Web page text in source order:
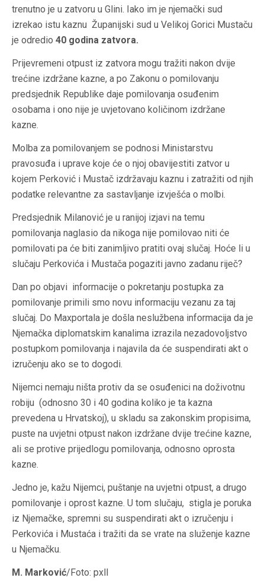
trenutno je u zatvoru u Glini. Iako im je njemački sud
izrekao istu kaznu Županijski sud u Velikoj Gorici Mustaču
je odredio 40 godina zatvora.
Prijevremeni otpust iz zatvora mogu tražiti nakon dvije
trećine izdržane kazne, a po Zakonu o pomilovanju
predsjednik Republike daje pomilovanja osuđenim
osobama i ono nije je uvjetovano količinom izdržane
kazne.
Molba za pomilovanjem se podnosi Ministarstvu
pravosuđa i uprave koje će o njoj obavijestiti zatvor u
kojem Perković i Mustač izdržavaju kaznu i zatražiti od njih
podatke relevantne za sastavljanje izvješća o molbi.
Predsjednik Milanović je u ranijoj izjavi na temu
pomilovanja naglasio da nikoga nije pomilovao niti će
pomilovati pa će biti zanimljivo pratiti ovaj slučaj. Hoće li u
slučaju Perkovića i Mustača pogaziti javno zadanu riječ?
Dan po objavi informacije o pokretanju postupka za
pomilovanje primili smo novu informaciju vezanu za taj
slučaj. Do Maxportala je došla neslužbena informacija da je
Njemačka diplomatskim kanalima izrazila nezadovoljstvo
postupkom pomilovanja i najavila da će suspendirati akt o
izručenju ako se to dogodi.
Nijemci nemaju ništa protiv da se osuđenici na doživotnu
robiju (odnosno 30 i 40 godina koliko je ta kazna
prevedena u Hrvatskoj), u skladu sa zakonskim propisima,
puste na uvjetni otpust nakon izdržane dvije trećine kazne,
ali se protive prijedlogu pomilovanja, odnosno oprosta
kazne.
Jedno je, kažu Nijemci, puštanje na uvjetni otpust, a drugo
pomilovanje i oprost kazne. U tom slučaju, stigla je poruka
iz Njemačke, spremni su suspendirati akt o izručenju i
Perkovića i Mustaća i tražiti da se vrate na služenje kazne
u Njemačku.
M. Marković/Foto: pxll